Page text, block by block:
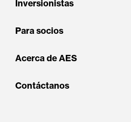
Inversionistas
Para socios
Acerca de AES
Contáctanos